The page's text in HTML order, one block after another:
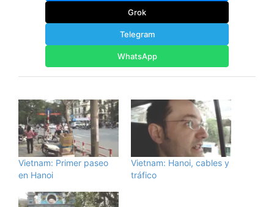
Grok
Telegram
WhatsApp
Vietnam: Primer paseo
en Hanoi
Vietnam: Hanoi, cables y
tráfico